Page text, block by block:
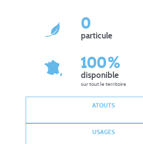
0
particule
100%
disponible
sur tout le territoire
ATOUTS
USAGES